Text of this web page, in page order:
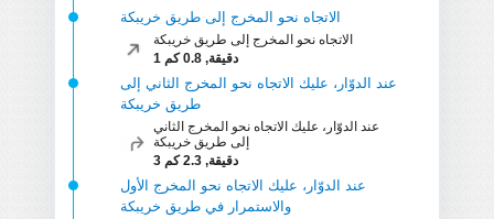
الاتجاه نحو المخرج إلى طريق خريبكة
الاتجاه نحو المخرج إلى طريق خريبكة
1 دقيقة, 0.8 كم
عند الدوّار، عليك الاتجاه نحو المخرج الثاني إلى
طريق خريبكة
عند الدوّار، عليك الاتجاه نحو المخرج الثاني
إلى طريق خريبكة
3 دقيقة, 2.3 كم
عند الدوّار، عليك الاتجاه نحو المخرج الأول
والاستمرار في طريق خريبكة